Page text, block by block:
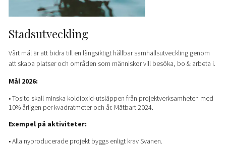
Stadsutveckling
Vårt mål är att bidra till en långsiktigt hållbar samhällsutveckling genom
att skapa platser och områden som människor vill besöka, bo & arbeta i.
Mål 2026:
• Tosito skall minska koldioxid-utsläppen från projektverksamheten med
10% årligen per kvadratmeter och år. Mätbart 2024.
Exempel på aktiviteter:
• Alla nyproducerade projekt byggs enligt krav Svanen.